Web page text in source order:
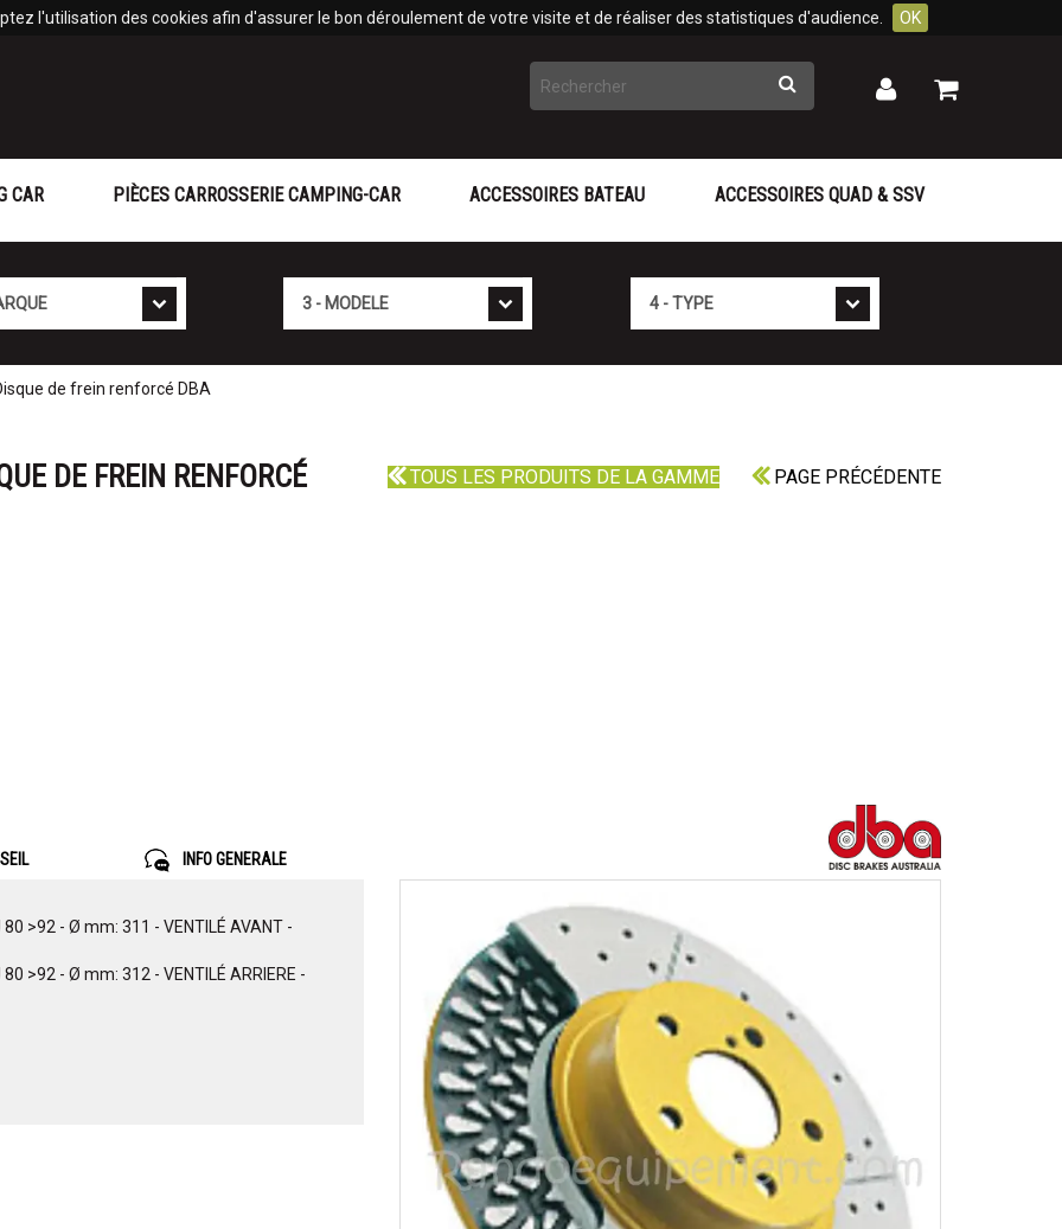
l'utilisation des cookies afin d'assurer le bon déroulement de votre visite et de réaliser des statistiques d'audience. OK
Rechercher Mon
Mon
CAR PIÈCES CARROSSERIE CAMPING-CAR ACCESSOIRES BATEAU ACCESSOIRES QUAD & SSV
de frein renforcé DBA
TOUS LES PRODUITS DE LA GAMME PAGE PRÉCÉDENTE
DE FREIN RENFORCÉ
INFO GENERALE
>92 - Ø mm: 311 - VENTILÉ AVANT -
>92 - Ø mm: 312 - VENTILÉ ARRIERE -